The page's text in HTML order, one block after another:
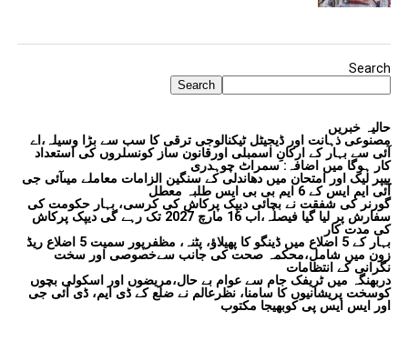
Search
Search
حالیہ خبریں
مصنوعی ذہانت اور ڈیجیٹل ٹیکنالوجی ترقی کا سب سے بڑا وسیلہ،اے
آئی سے بہار کے ارکانِ اسمبلی اورقانون ساز کونسلروں کی استعداد
کار ہوگا میں اضافہ: سمراٹ چوہدری
پیپر لیک اور امتحان میں دھاندلی کے سنگین الزامات معاملے میںآئی جی
آئی ایم ایس کے 6 ایم بی بی ایس طلبہ معطل
گورنر کی شفقت نے بچائی دیپک پرکاش کی کرسی، بہار حکومت کی
سفارش پر لیا گیا فیصلہ،اب 16 مارچ 2027 تک رہے گی دیپک پرکاش
کی مدت کار
بہار کے 5 اضلاع میں ڈینگو کا پھیلاؤ، پٹنہ، مظفرپور سمیت 5 اضلاع ریڈ
زون میں شامل،محکمہ صحت کی جانب سےخصوصی اور سخت
نگرانی کے انتظامات
دربھنگہ میں ٹریفک جام سے عوام بے حال،مریضوں اور اسکولی بچوں
کوسخت پریشانیوں کا سامنا، نظرعالم نے ضلع کے ڈی ایم، ڈی آئی جی
اور ایس ایس پی کوبھیجا مکتوب